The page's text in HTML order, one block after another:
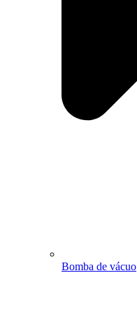
Bomba de vácuo